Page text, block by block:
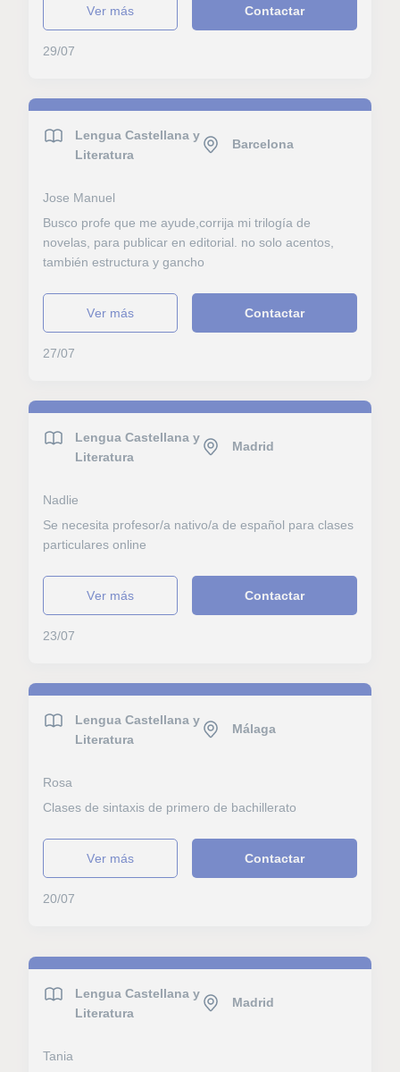
ver más Contactar
29/07
Lengua Castellana y
Literatura
Barcelona
Jose Manuel
Busco profe que me ayude,corrija mi trilogía de
novelas, para publicar en editorial. no solo acentos,
también estructura y gancho
ver más Contactar
27/07
Lengua Castellana y
Literatura
Madrid
Nadlie
Se necesita profesor/a nativo/a de español para clases
particulares online
ver más Contactar
23/07
Lengua Castellana y
Literatura
Málaga
Rosa
Clases de sintaxis de primero de bachillerato
ver más Contactar
20/07
Lengua Castellana y
Literatura
Madrid
Tania